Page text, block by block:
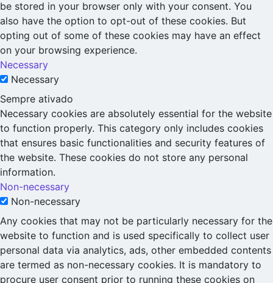
be stored in your browser only with your consent. You
also have the option to opt-out of these cookies. But
opting out of some of these cookies may have an effect
on your browsing experience.
Necessary
Necessary
Sempre ativado
Necessary cookies are absolutely essential for the website
to function properly. This category only includes cookies
that ensures basic functionalities and security features of
the website. These cookies do not store any personal
information.
Non-necessary
Non-necessary
Any cookies that may not be particularly necessary for the
website to function and is used specifically to collect user
personal data via analytics, ads, other embedded contents
are termed as non-necessary cookies. It is mandatory to
procure user consent prior to running these cookies on